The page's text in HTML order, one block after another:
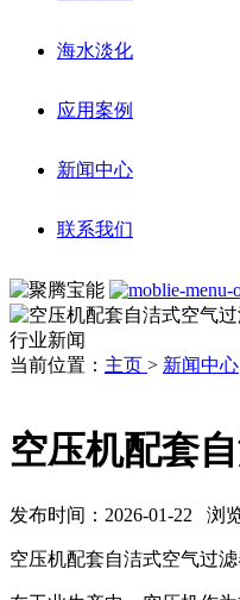
海水淡化
应用案例
新闻中心
联系我们
行业新闻
当前位置： 主页 > 新闻中心
空压机配套
发布时间：2026-01-22 浏
空压机配套自洁式空气过